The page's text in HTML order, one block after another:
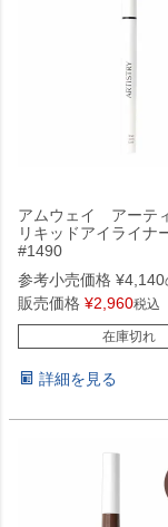
アムウェイ アーテ
リキッドアイライナ
#1490
参考小売価格 ¥4,140
販売価格 ¥2,960税込
在庫切れ
詳細を見る